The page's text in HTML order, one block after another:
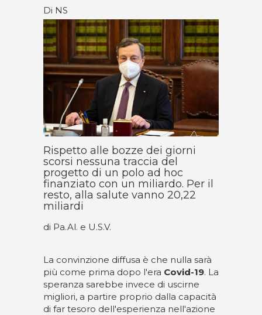
Di NS
Rispetto alle bozze dei giorni
scorsi nessuna traccia del
progetto di un polo ad hoc
finanziato con un miliardo. Per il
resto, alla salute vanno 20,22
miliardi
di Pa.Al. e U.S.V.
La convinzione diffusa è che nulla sarà
più come prima dopo l'era Covid-19. La
speranza sarebbe invece di uscirne
migliori, a partire proprio dalla capacità
di far tesoro dell'esperienza nell'azione